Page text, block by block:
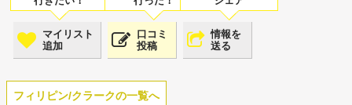
マイリスト
追加
口コミ
投稿
情報を
送る
フィリピン/クラークの一覧へ